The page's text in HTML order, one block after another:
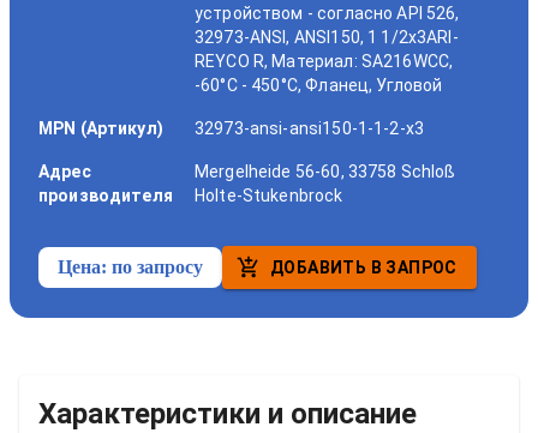
устройством - согласно API 526,
32973-ANSI, ANSI150, 1 1/2x3ARI-
REYCO R, Материал: SA216WCC,
-60°C - 450°C, Фланец, Угловой
MPN (Артикул) 32973-ansi-ansi150-1-1-2-x3
Адрес
производителя
Mergelheide 56-60, 33758 Schloß
Holte-Stukenbrock
Цена: по запросу ДОБАВИТЬ В ЗАПРОС
Характеристики и описание